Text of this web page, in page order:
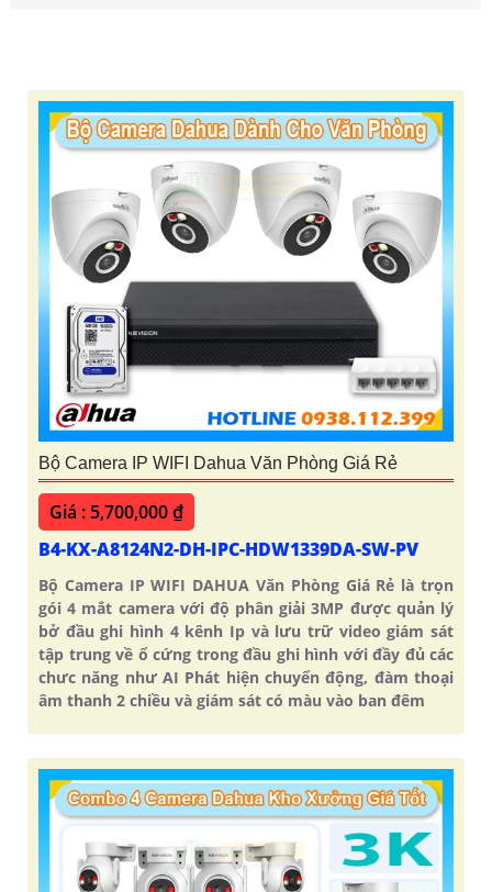
Bộ Camera IP WIFI Dahua Văn Phòng Giá Rẻ
Giá : 5,700,000 ₫
B4-KX-A8124N2-DH-IPC-HDW1339DA-SW-PV
Bộ Camera IP WIFI DAHUA Văn Phòng Giá Rẻ là trọn
gói 4 mắt camera với độ phân giải 3MP được quản lý
bở đầu ghi hình 4 kênh Ip và lưu trữ video giám sát
tập trung về ổ cứng trong đầu ghi hình với đầy đủ các
chưc năng như AI Phát hiện chuyển động, đàm thoại
âm thanh 2 chiều và giám sát có màu vào ban đêm